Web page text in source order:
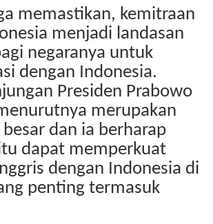
memastikan, kemitraan
menjadi landasan
negaranya untuk
dengan Indonesia.
Presiden Prabowo
merupakan
besar dan ia berharap
dapat memperkuat
dengan Indonesia di
penting termasuk